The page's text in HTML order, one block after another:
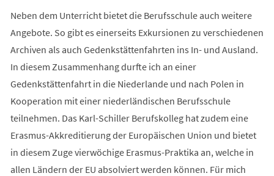
Neben dem Unterricht bietet die Berufsschule auch weitere
Angebote. So gibt es einerseits Exkursionen zu verschiedenen
Archiven als auch Gedenkstättenfahrten ins In- und Ausland.
In diesem Zusammenhang durfte ich an einer
Gedenkstättenfahrt in die Niederlande und nach Polen in
Kooperation mit einer niederländischen Berufsschule
teilnehmen. Das Karl-Schiller Berufskolleg hat zudem eine
Erasmus-Akkreditierung der Europäischen Union und bietet
in diesem Zuge vierwöchige Erasmus-Praktika an, welche in
allen Ländern der EU absolviert werden können. Für mich